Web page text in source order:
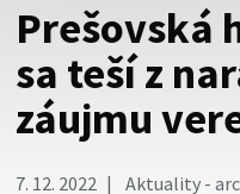
Táto stránka je
Buďte pozorní a vždy sa
cez zabezpečenú webovú
Prešovská
sa teší z
záujmu
7. 12. 2022 Aktuality -